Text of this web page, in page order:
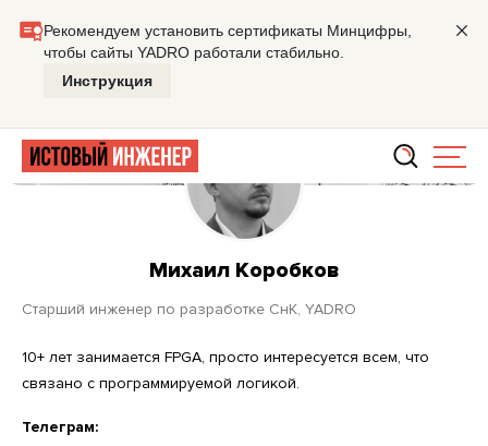
Главная Михаил Коробков
Михаил Коробков
старший инженер по разработке СнК, YADRO
10+ лет занимается FPGA, просто интересуется всем, что
связано с программируемой логикой.
Телеграм: